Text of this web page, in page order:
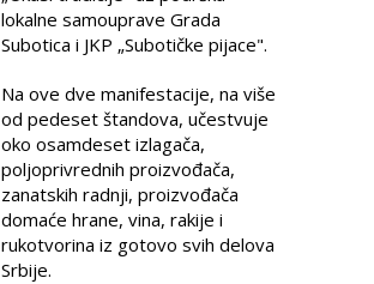
lokalne samouprave Grada
Subotica i JKP „Subotičke pijace".
Na ove dve manifestacije, na više
od pedeset štandova, učestvuje
oko osamdeset izlagača,
poljoprivrednih proizvođača,
zanatskih radnji, proizvođača
domaće hrane, vina, rakije i
rukotvorina iz gotovo svih delova
Srbije.